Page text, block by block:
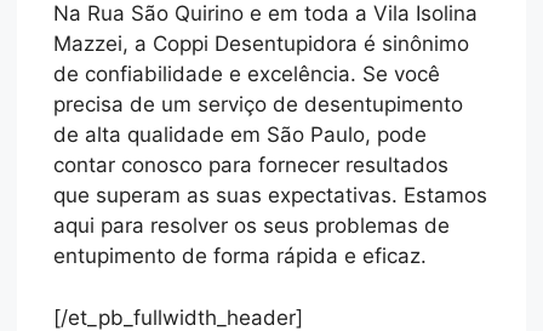
Na Rua São Quirino e em toda a Vila Isolina
Mazzei, a Coppi Desentupidora é sinônimo
de confiabilidade e excelência. Se você
precisa de um serviço de desentupimento
de alta qualidade em São Paulo, pode
contar conosco para fornecer resultados
que superam as suas expectativas. Estamos
aqui para resolver os seus problemas de
entupimento de forma rápida e eficaz.
[/et_pb_fullwidth_header]